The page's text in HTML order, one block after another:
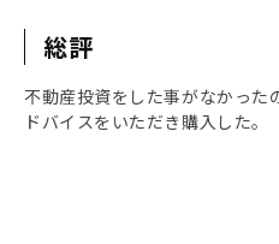
総評
不動産投資をした事がなかった
ドバイスをいただき購入した。